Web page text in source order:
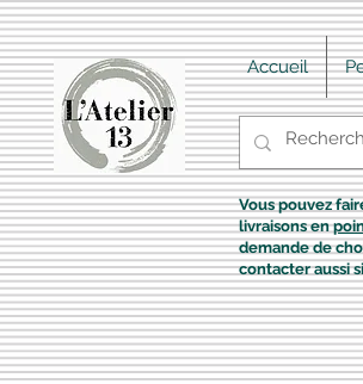
Accueil
Vous pouvez
livraisons en
demande de
contacter aussi